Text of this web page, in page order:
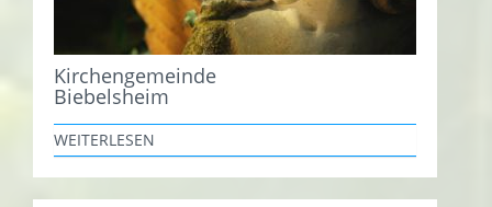
Kirchengemeinde
Biebelsheim
WEITERLESEN